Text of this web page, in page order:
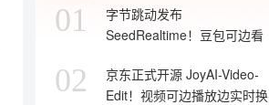
01
字节跳动发布
SeedRealtime！豆包可边看
02
京东正式开源 JoyAI-Video-
Edit！视频可边播放边实时换